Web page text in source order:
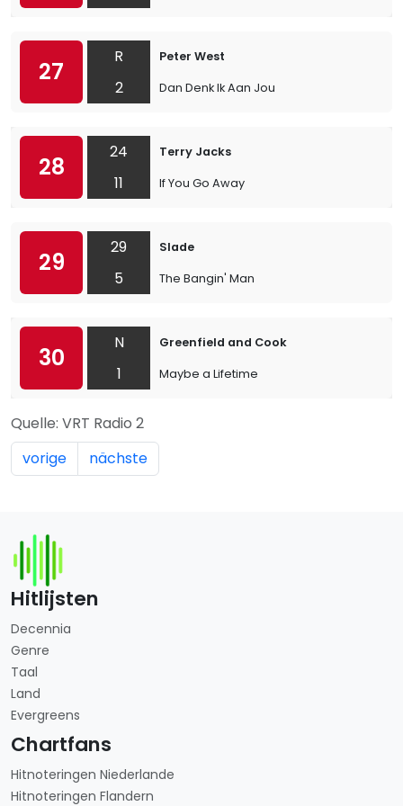
27
R
2
Peter West
Dan Denk Ik Aan Jou
28
24
11
Terry Jacks
If You Go Away
29
29
5
Slade
The Bangin' Man
30
N
1
Greenfield and Cook
Maybe a Lifetime
Quelle: VRT Radio 2
vorige
nächste
Hitlijsten
Decennia
Genre
Taal
Land
Evergreens
Chartfans
Hitnoteringen Niederlande
Hitnoteringen Flandern